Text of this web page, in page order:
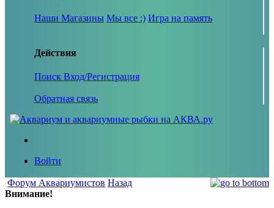
Наши Магазины Мы все :) Игра на память
Действия
Поиск Вход/Регистрация
Обратная связь
Войти
Форум Аквариумистов Назад
Внимание!